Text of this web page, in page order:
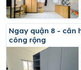
Ngay quận 8 - căn hộ mới cho thuê - 1 phòng ngủ - ban
công rộng